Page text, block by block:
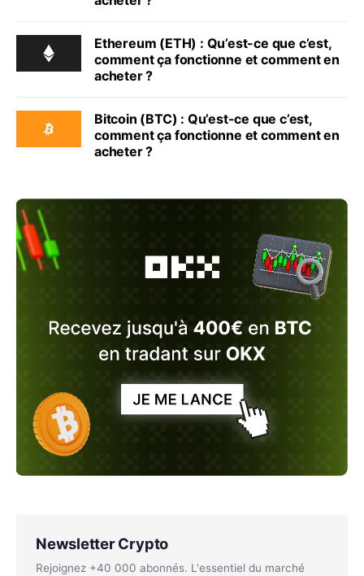
Ethereum (ETH) : Qu’est-ce que c’est,
comment ça fonctionne et comment en
acheter ?
Bitcoin (BTC) : Qu’est-ce que c’est,
comment ça fonctionne et comment en
acheter ?
Newsletter Crypto
Rejoignez +40 000 abonnés. L'essentiel du marché